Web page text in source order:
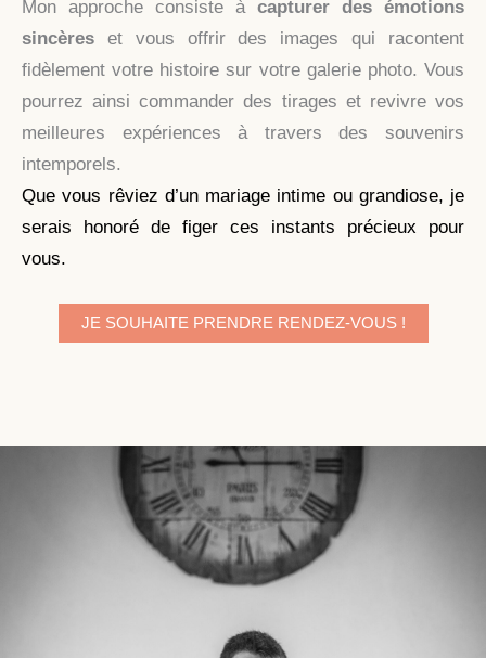
Mon approche consiste à capturer des émotions
sincères et vous offrir des images qui racontent
fidèlement votre histoire sur votre galerie photo. Vous
pourrez ainsi commander des tirages et revivre vos
meilleures expériences à travers des souvenirs
intemporels.
Que vous rêviez d’un mariage intime ou grandiose, je
serais honoré de figer ces instants précieux pour
vous.
JE SOUHAITE PRENDRE RENDEZ-VOUS !